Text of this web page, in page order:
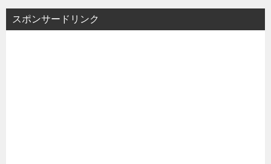
スポンサードリンク